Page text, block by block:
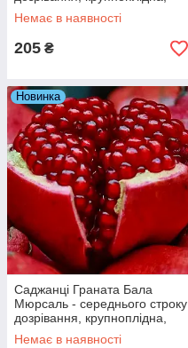
тонкошкірий
Немає в наявності
205 ₴
Новинка
Саджанці Граната Бала
Мюрсаль - середнього строку
дозрівання, крупноплідна,
тонкошкірий
Немає в наявності